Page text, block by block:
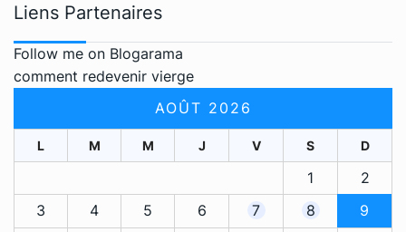
Liens Partenaires
Follow me on Blogarama
comment redevenir vierge
AOÛT 2026
L M M J V S D
1
2
3
4 5 6 7 8
9